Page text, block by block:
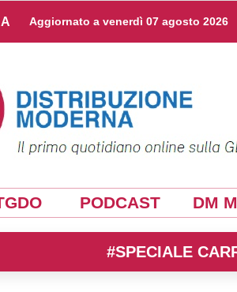
Aggiornato a venerdì 07 agosto 2026
PODCAST DM
#SPECIALE